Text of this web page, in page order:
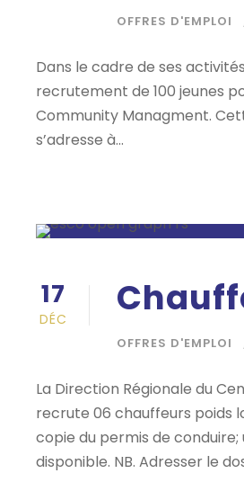
OFFRES D'EMPLOI
Dans le cadre de ses
recrutement de 100 jeunes
Community Managment.
s’adresse à...
17
DÉC
OFFRES D'EMPLOI
La Direction Régionale du
recrute 06 chauffeurs poids
copie du permis de
disponible. NB. Adresser le